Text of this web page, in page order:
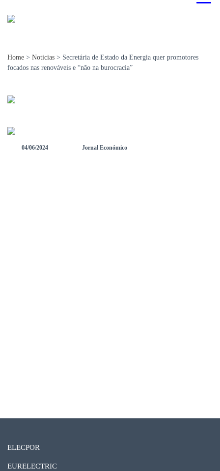
Home > Noticias > Secretária de Estado da Energia quer promotores
focados nas renováveis e “não na burocracia”
04/06/2024 Jornal Económico
ELECPOR
EURELECTRIC